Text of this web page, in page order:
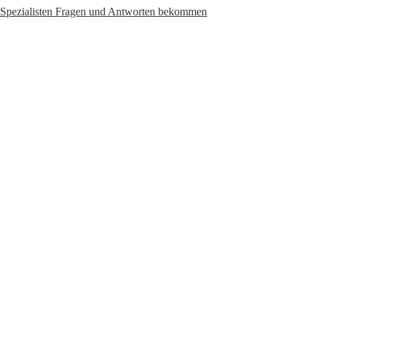
Spezialisten Fragen und Antworten bekommen